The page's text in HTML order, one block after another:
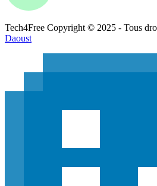
Tech4Free Copyright © 2025 - Tous
Daoust